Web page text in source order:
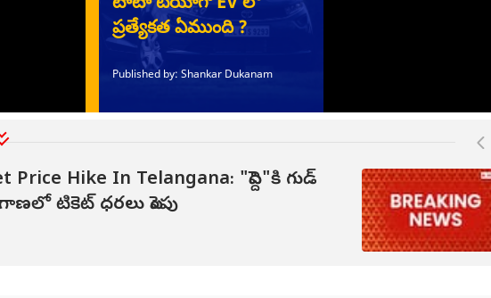
Price Hike In Telangana: "పెద్ది"కి గుడ్
టికెట్‌ ధరలు పెంపు